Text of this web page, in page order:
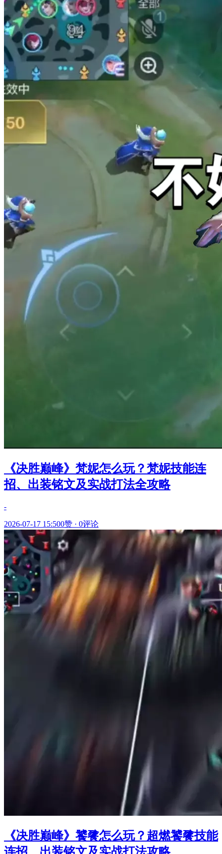
《决胜巅峰》梵妮怎么玩？梵妮技能连
招、出装铭文及实战打法全攻略
-
2026-07-17 15:500赞 · 0评论
《决胜巅峰》饕餮怎么玩？超燃饕餮技能